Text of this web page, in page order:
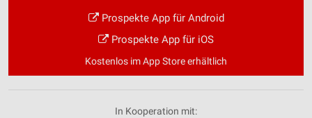
Prospekte App für Android
Prospekte App für iOS
Kostenlos im App Store erhältlich
In Kooperation mit: